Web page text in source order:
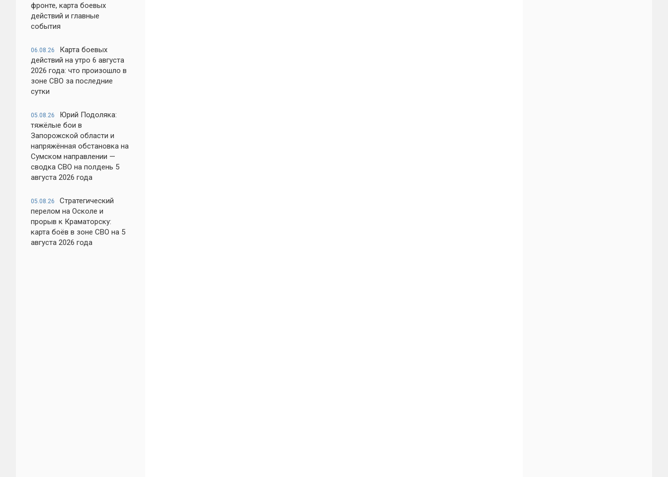
фронте, карта боевых
действий и главные
события
06.08.26
Карта боевых
действий на утро 6 августа
2026 года: что произошло в
зоне СВО за последние
сутки
05.08.26
Юрий Подоляка:
тяжёлые бои в
Запорожской области и
напряжённая обстановка на
Сумском направлении —
сводка СВО на полдень 5
августа 2026 года
05.08.26
Стратегический
перелом на Осколе и
прорыв к Краматорску:
карта боёв в зоне СВО на 5
августа 2026 года